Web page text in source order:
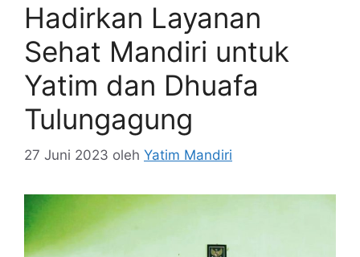
Hadirkan Layanan
Sehat Mandiri untuk
Yatim dan Dhuafa
Tulungagung
27 Juni 2023 oleh Yatim Mandiri